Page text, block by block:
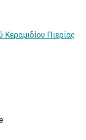
Πιερίας